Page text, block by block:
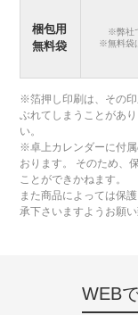
梱包用
無料袋
※弊社
※無料袋
※箔押し印刷は、その
ぶれてしまうことがあ
い。
※卓上カレンダーに付
おります。 そのため、
ことができかねます。
また商品によっては保
承下さいますようお願い
WEB